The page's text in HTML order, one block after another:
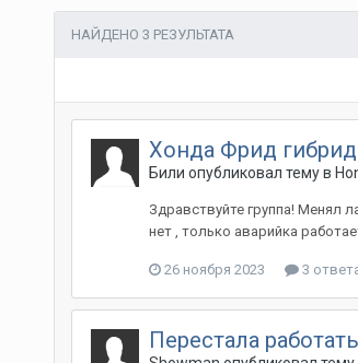
НАЙДЕНО 3 РЕЗУЛЬТАТА
Хонда Фрид гибрид
Били опубликовал тему в
Здравствуйте группа! Менял
нет , только аварийка
26 ноября 2023 3
Перестала